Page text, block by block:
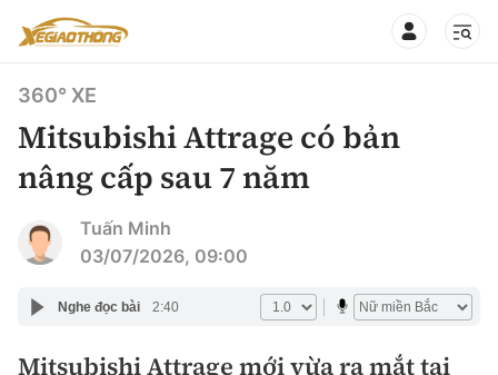
360° xe
Chính sách
Hạ tầng phương tiện
Xe du lịch
360° XE
Mitsubishi Attrage có bản
nâng cấp sau 7 năm
Tuấn Minh
03/07/2026, 09:00
Nghe đọc bài 2:40
Mitsubishi Attrage mới vừa ra mắt tại